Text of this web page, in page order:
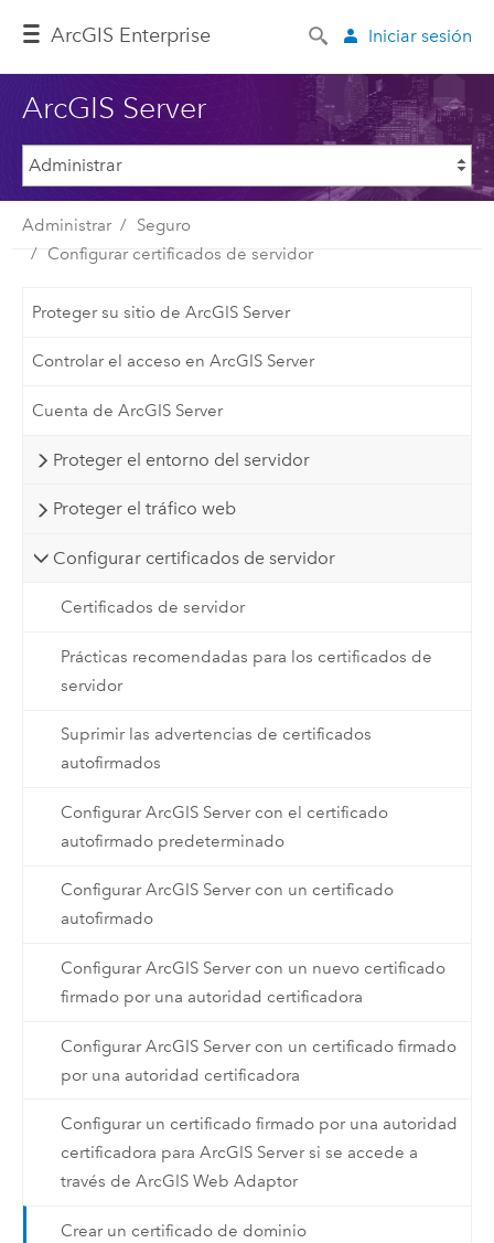
ArcGIS Enterprise Iniciar sesión
ArcGIS Server
Administrar
Seguro
Configurar certificados de servidor
Proteger su sitio de ArcGIS Server
Controlar el acceso en ArcGIS Server
Cuenta de ArcGIS Server
Proteger el entorno del servidor
Proteger el tráfico web
Configurar certificados de servidor
Certificados de servidor
Prácticas recomendadas para los certificados de
servidor
Suprimir las advertencias de certificados
autofirmados
Configurar ArcGIS Server con el certificado
autofirmado predeterminado
Configurar ArcGIS Server con un certificado
autofirmado
Configurar ArcGIS Server con un nuevo certificado
firmado por una autoridad certificadora
Configurar ArcGIS Server con un certificado firmado
por una autoridad certificadora
Configurar un certificado firmado por una autoridad
certificadora para ArcGIS Server si se accede a
través de ArcGIS Web Adaptor
Crear un certificado de dominio